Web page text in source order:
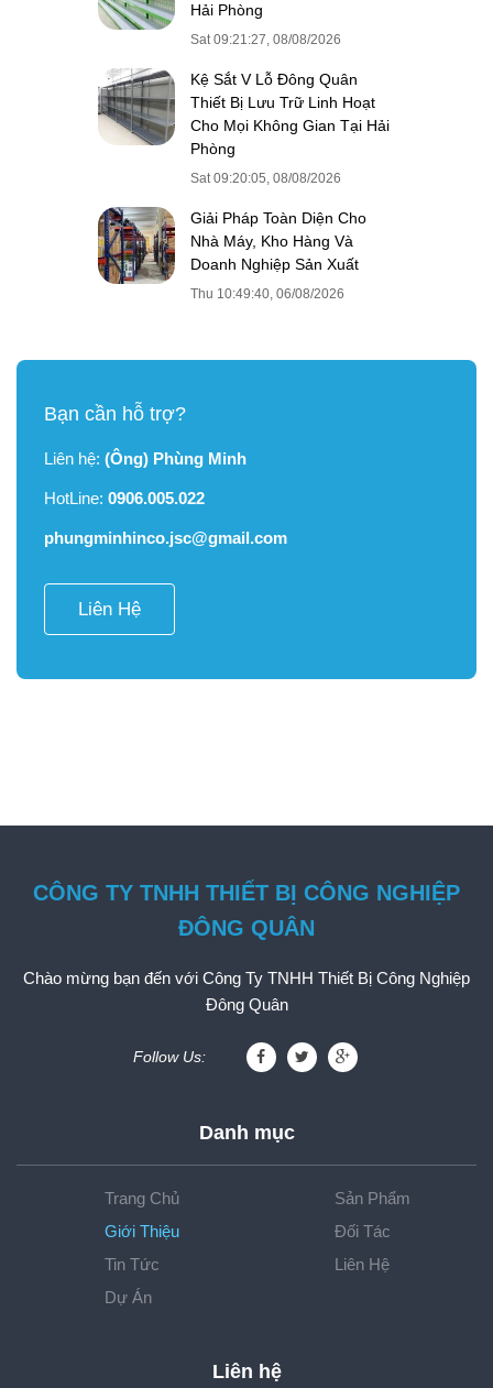
Hải Phòng
Sat 09:21:27, 08/08/2026
Kệ Sắt V Lỗ Đông Quân
Thiết Bị Lưu Trữ Linh Hoạt
Cho Mọi Không Gian Tại Hải
Phòng
Sat 09:20:05, 08/08/2026
Giải Pháp Toàn Diện Cho
Nhà Máy, Kho Hàng Và
Doanh Nghiệp Sản Xuất
Thu 10:49:40, 06/08/2026
Bạn cần hỗ trợ?
Liên hệ: (Ông) Phùng Minh
HotLine: 0906.005.022
phungminhinco.jsc@gmail.com
Liên Hệ
CÔNG TY TNHH THIẾT BỊ CÔNG NGHIỆP
ĐÔNG QUÂN
Chào mừng bạn đến với Công Ty TNHH Thiết Bị Công Nghiệp
Đông Quân
Follow Us:
Danh mục
Trang Chủ
Giới Thiệu
Tin Tức
Dự Án
Sản Phẩm
Đối Tác
Liên Hệ
Liên hệ